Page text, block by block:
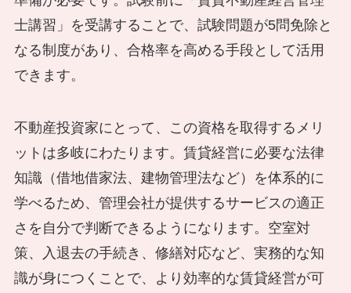
士講習」を受講することで、試験問題が5問免除と
なる制度があり、合格率を高める手段として活用
できます。
不動産投資家にとって、この資格を取得するメリ
ットは多岐にわたります。賃貸経営に必要な法律
知識（借地借家法、建物管理法など）を体系的に
学べるため、管理会社が提供するサービスの適正
さを自分で判断できるようになります。空室対
策、入退去の手続き、修繕対応など、実務的な知
識が身につくことで、より効率的な賃貸経営が可